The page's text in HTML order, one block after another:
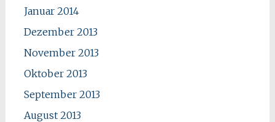
Januar 2014
Dezember 2013
November 2013
Oktober 2013
September 2013
August 2013